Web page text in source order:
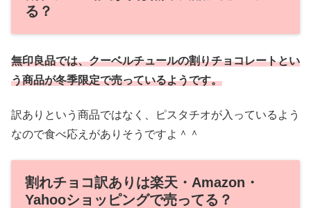
る？
無印良品では、クーベルチュールの割りチョコレートとい
う商品が冬季限定で売っているようです。
訳ありという商品ではなく、ピスタチオが入っているよう
なので食べ応えがありそうですよ＾＾
割れチョコ訳ありは楽天・Amazon・
Yahooショッピングで売ってる？